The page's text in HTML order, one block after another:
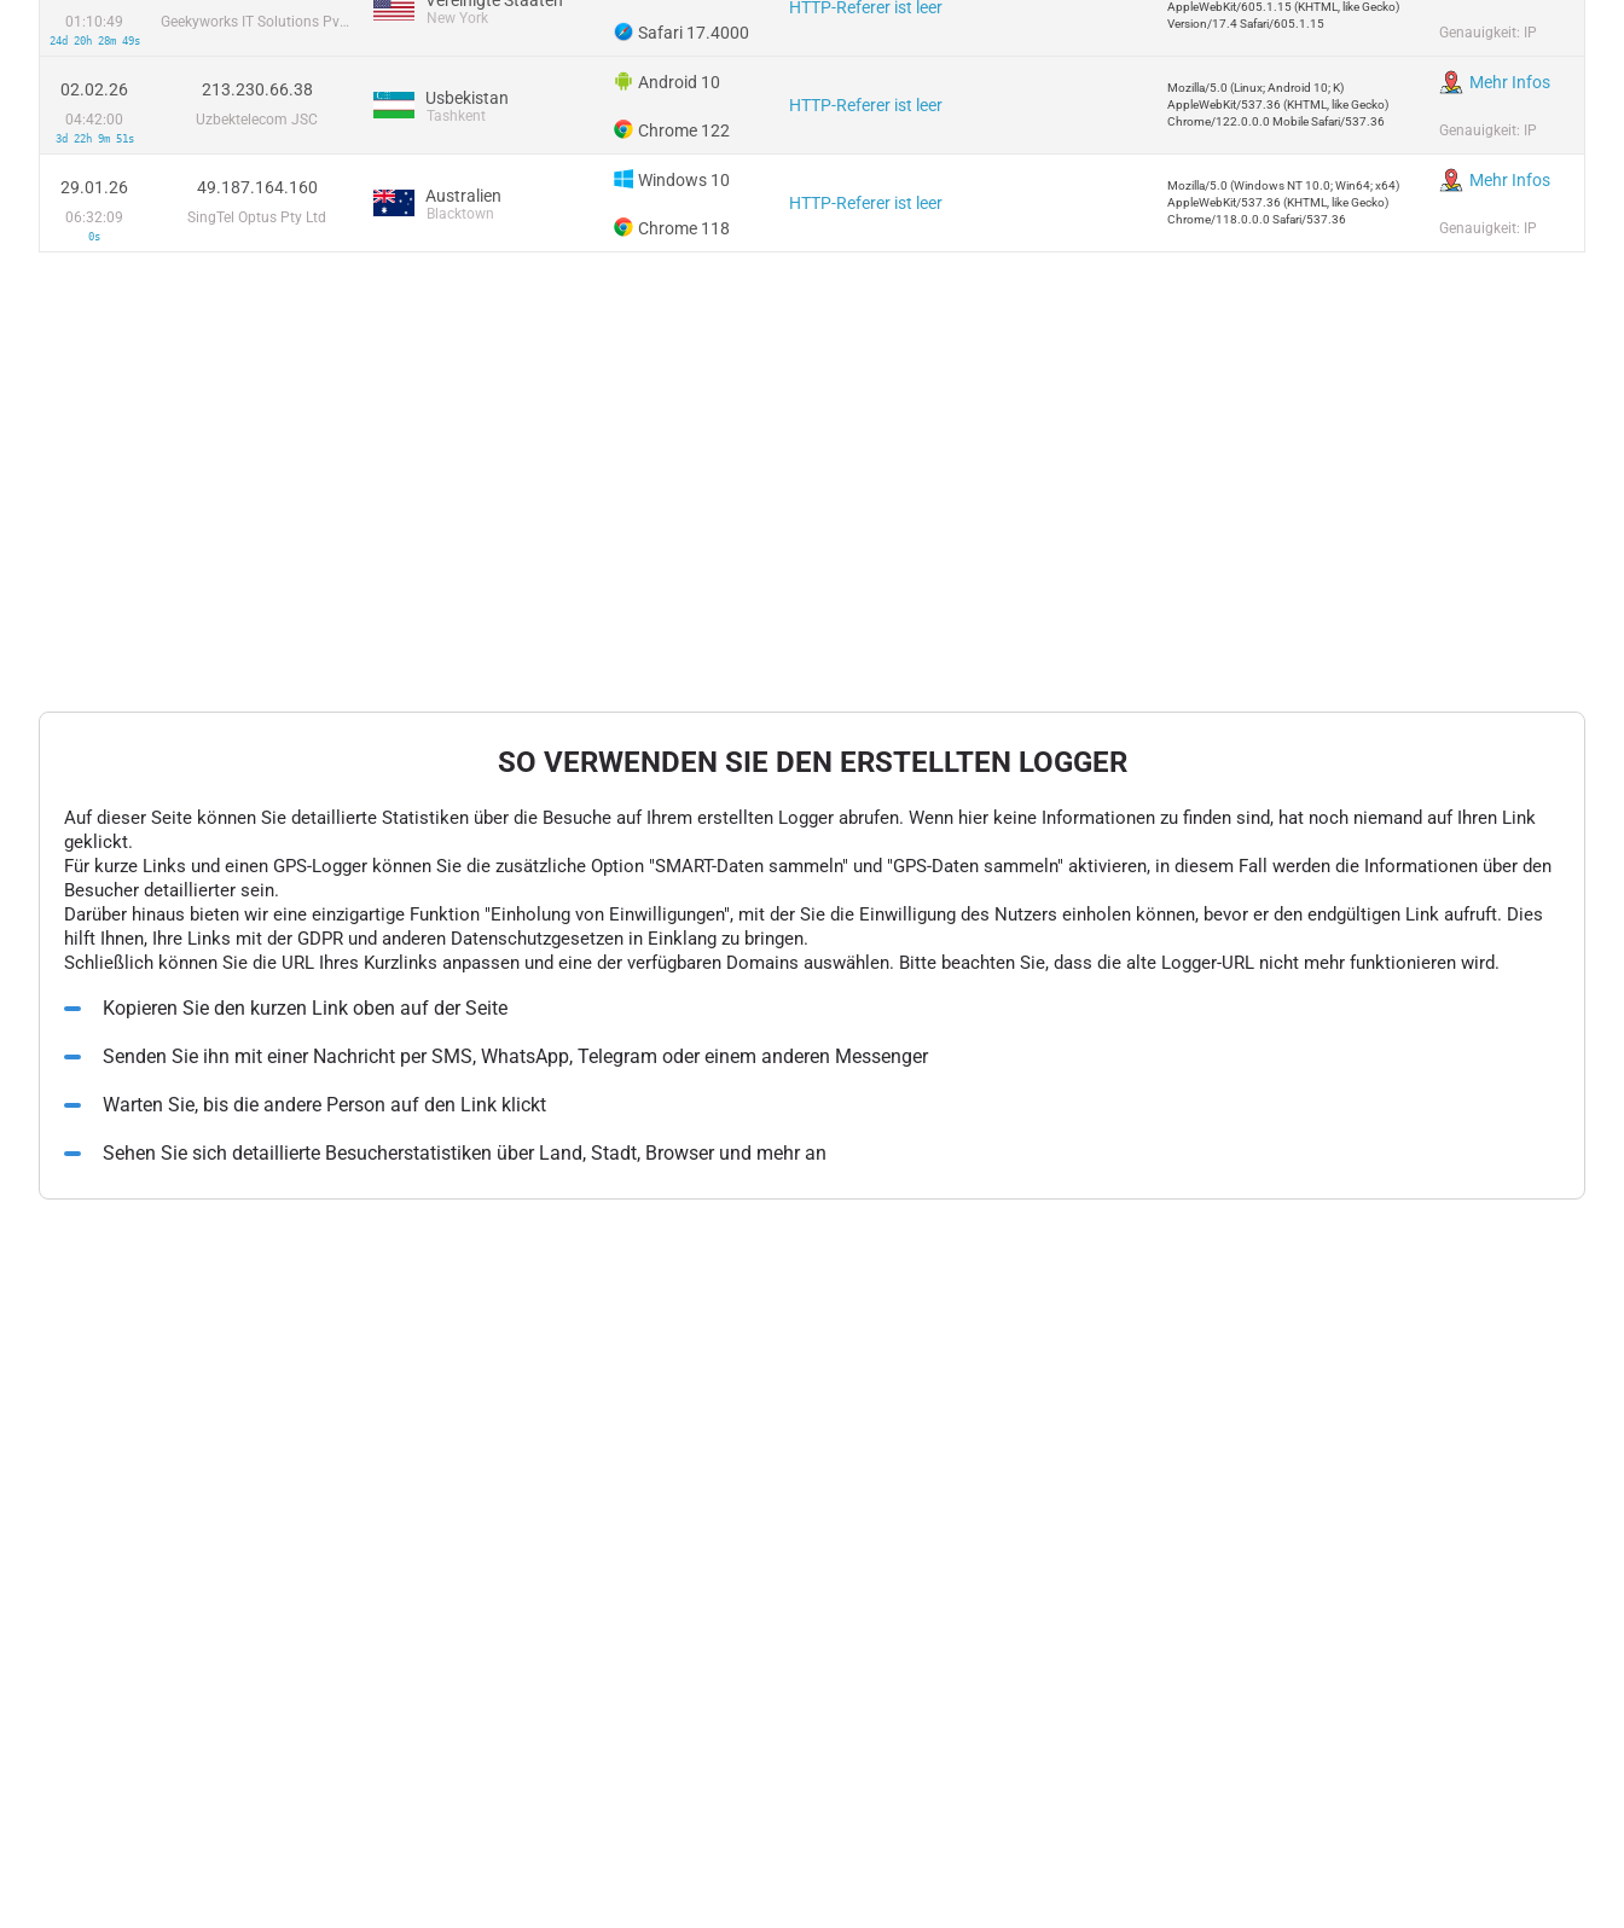
01:10:49
24d 20h 28m 49s
Geekyworks IT Solutions Pvt Ltd New York
Safari 17.4000
HTTP-Referer ist leer
AppleWebKit/605.1.15 (KHTML, like Gecko)
Version/17.4 Safari/605.1.15
Genauigkeit: IP
02.02.26
04:42:00
3d 22h 9m 51s
213.230.66.38
Uzbektelecom JSC
Usbekistan
Tashkent
Android 10
Chrome 122
HTTP-Referer ist leer
Mozilla/5.0 (Linux; Android 10; K)
AppleWebKit/537.36 (KHTML, like Gecko)
Chrome/122.0.0.0 Mobile Safari/537.36
Mehr Infos
Genauigkeit: IP
29.01.26
06:32:09
0s
49.187.164.160
SingTel Optus Pty Ltd
Australien
Blacktown
Windows 10
Chrome 118
HTTP-Referer ist leer
Mozilla/5.0 (Windows NT 10.0; Win64; x64)
AppleWebKit/537.36 (KHTML, like Gecko)
Chrome/118.0.0.0 Safari/537.36
Mehr Infos
Genauigkeit: IP
SO VERWENDEN SIE DEN ERSTELLTEN LOGGER
Auf dieser Seite können Sie detaillierte Statistiken über die Besuche auf Ihrem erstellten Logger abrufen. Wenn hier keine Informationen zu finden sind, hat noch niemand auf Ihren Link
geklickt.
Für kurze Links und einen GPS-Logger können Sie die zusätzliche Option "SMART-Daten sammeln" und "GPS-Daten sammeln" aktivieren, in diesem Fall werden die Informationen über den
Besucher detaillierter sein.
Darüber hinaus bieten wir eine einzigartige Funktion "Einholung von Einwilligungen", mit der Sie die Einwilligung des Nutzers einholen können, bevor er den endgültigen Link aufruft. Dies
hilft Ihnen, Ihre Links mit der GDPR und anderen Datenschutzgesetzen in Einklang zu bringen.
Schließlich können Sie die URL Ihres Kurzlinks anpassen und eine der verfügbaren Domains auswählen. Bitte beachten Sie, dass die alte Logger-URL nicht mehr funktionieren wird.
Kopieren Sie den kurzen Link oben auf der Seite
Senden Sie ihn mit einer Nachricht per SMS, WhatsApp, Telegram oder einem anderen Messenger
Warten Sie, bis die andere Person auf den Link klickt
Sehen Sie sich detaillierte Besucherstatistiken über Land, Stadt, Browser und mehr an